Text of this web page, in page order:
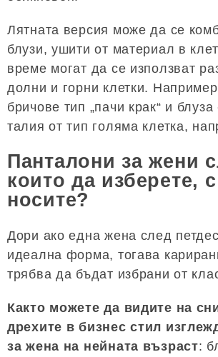
Лятната версия може да се
блузи, ушити от материал в
време могат да се използват
долни и горни клетки.
бричове тип „пачи крак“ и
талия от тип голяма клетка,
Панталони за жени
които да изберете,
носите?
Дори ако една жена след
идеална форма, тогава
трябва да бъдат избрани от
Както можете да видите на
дрехите в бизнес стил
за жена на нейната възраст: